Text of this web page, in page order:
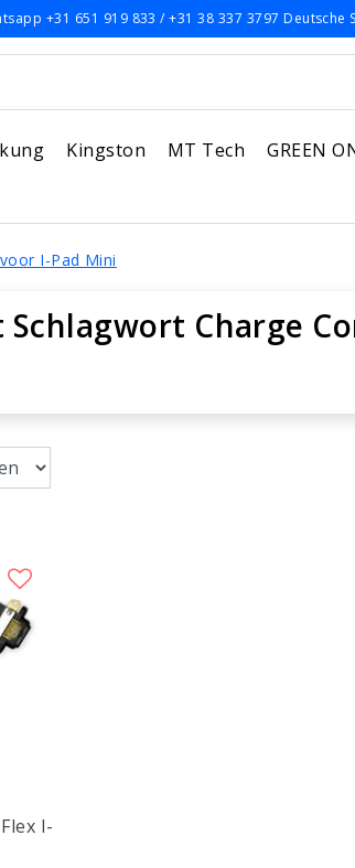
+31 651 919 833 / +31 38 337 3797 Deutsche
Kingston MT Tech GREEN
I-Pad Mini
Charge
I-